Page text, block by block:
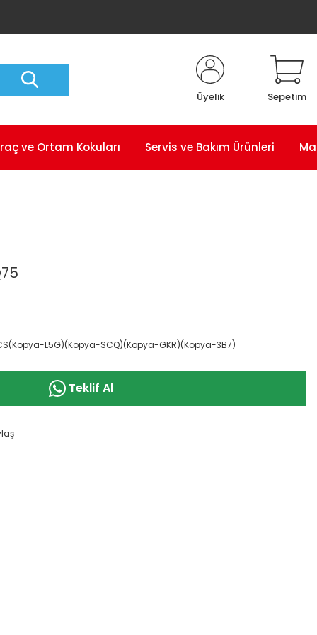
Üyelik Sepetim
ve Ortam Kokuları Servis ve Bakım Ürünleri
L5G)(Kopya-SCQ)(Kopya-GKR)(Kopya-3B7)
Teklif Al